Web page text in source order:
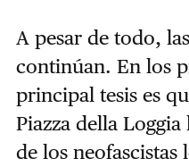
A pesar de todo,
continúan. En los
principal tesis es
Piazza della
de los neofascistas